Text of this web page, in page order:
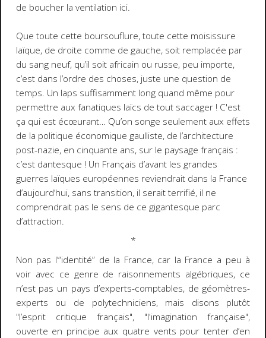
de boucher la ventilation ici.
Que toute cette boursouflure, toute cette moisissure
laïque, de droite comme de gauche, soit remplacée par
du sang neuf, qu’il soit africain ou russe, peu importe,
c’est dans l’ordre des choses, juste une question de
temps. Un laps suffisamment long quand même pour
permettre aux fanatiques laïcs de tout saccager ! C'est
ça qui est écœurant… Qu’on songe seulement aux effets
de la politique économique gaulliste, de l’architecture
post-nazie, en cinquante ans, sur le paysage français :
c’est dantesque ! Un Français d’avant les grandes
guerres laïques européennes reviendrait dans la France
d’aujourd’hui, sans transition, il serait terrifié, il ne
comprendrait pas le sens de ce gigantesque parc
d’attraction.
*
Non pas l’“identité” de la France, car la France a peu à
voir avec ce genre de raisonnements algébriques, ce
n’est pas un pays d’experts-comptables, de géomètres-
experts ou de polytechniciens, mais disons plutôt
"l’esprit critique français", "l'imagination française",
ouverte en principe aux quatre vents pour tenter d’en